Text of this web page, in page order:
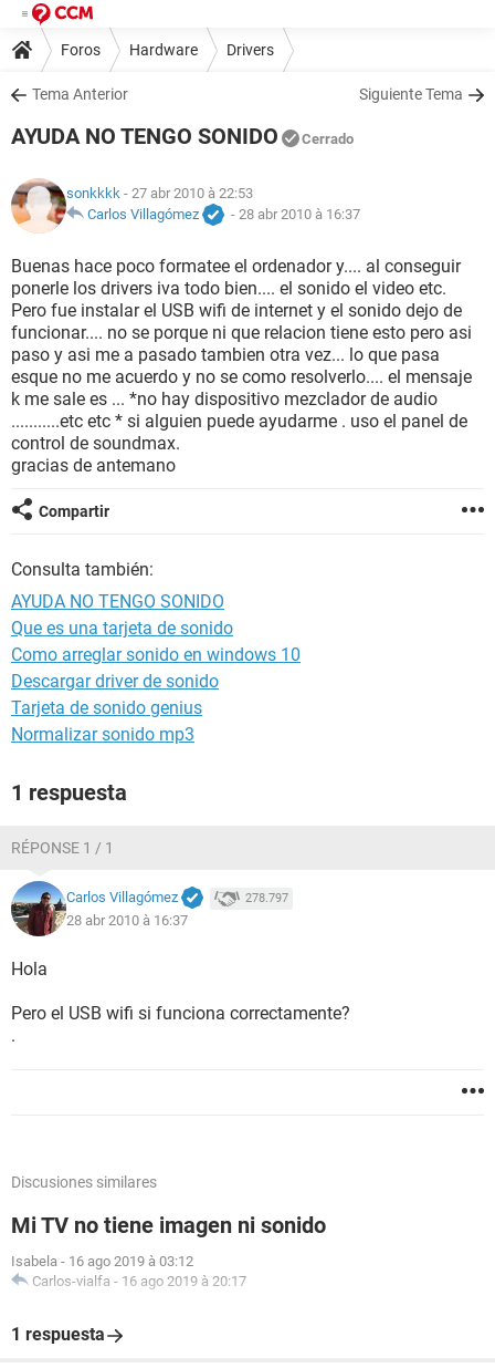
Foros Hardware Drivers
Tema Anterior Siguiente Tema
AYUDA NO TENGO SONIDO Cerrado
sonkkkk - 27 abr 2010 à 22:53
Carlos Villagómez
- 28 abr 2010 à 16:37
Buenas hace poco formatee el ordenador y.... al conseguir
ponerle los drivers iva todo bien.... el sonido el video etc.
Pero fue instalar el USB wifi de internet y el sonido dejo de
funcionar.... no se porque ni que relacion tiene esto pero asi
paso y asi me a pasado tambien otra vez... lo que pasa
esque no me acuerdo y no se como resolverlo.... el mensaje
k me sale es ... *no hay dispositivo mezclador de audio
...........etc etc * si alguien puede ayudarme . uso el panel de
control de soundmax.
gracias de antemano
Compartir
Consulta también:
AYUDA NO TENGO SONIDO
Que es una tarjeta de sonido
Como arreglar sonido en windows 10
Descargar driver de sonido
Tarjeta de sonido genius
Normalizar sonido mp3
1 respuesta
RÉPONSE 1 / 1
Carlos Villagómez 278.797
28 abr 2010 à 16:37
Hola
Pero el USB wifi si funciona correctamente?
.
Discusiones similares
Mi TV no tiene imagen ni sonido
Isabela - 16 ago 2019 à 03:12
Carlos-vialfa - 16 ago 2019 à 20:17
1 respuesta